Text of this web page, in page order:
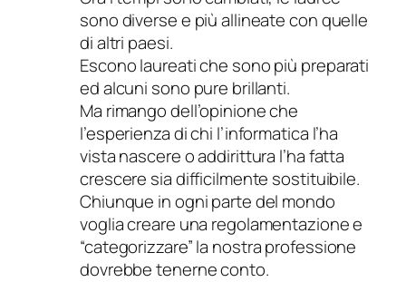
sono diverse e più allineate con quelle
di altri paesi.
Escono laureati che sono più preparati
ed alcuni sono pure brillanti.
Ma rimango dell’opinione che
l’esperienza di chi l’informatica l’ha
vista nascere o addirittura l’ha fatta
crescere sia difficilmente sostituibile.
Chiunque in ogni parte del mondo
voglia creare una regolamentazione e
“categorizzare” la nostra professione
dovrebbe tenerne conto.